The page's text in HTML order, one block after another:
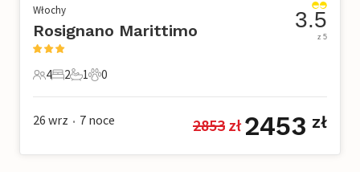
Włochy
Rosignano Marittimo
4 Goście
4
2 Sypialnie
2
1 Łazienka
1
0 Zwierzęta domowe
0
3.5
z 5
26 wrz • 7 noce 2853 zł 2453 zł